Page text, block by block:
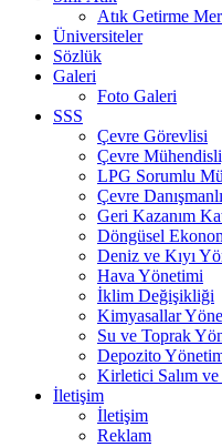
Atık Getirme
Üniversiteler
Sözlük
Galeri
Foto Galeri
SSS
Çevre Görevlisi
Çevre
LPG Sorumlu
Çevre
Geri Kazanım
Döngüsel
Deniz ve Kıyı
Hava Yönetimi
İklim Değişikliği
Kimyasallar
Su ve Toprak
Depozito
Kirletici Salım ve
İletişim
İletişim
Reklam